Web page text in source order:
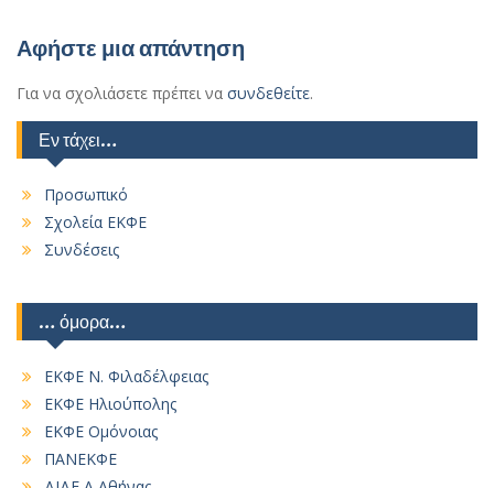
Αφήστε μια απάντηση
Για να σχολιάσετε πρέπει να συνδεθείτε.
Εν τάχει…
Προσωπικό
Σχολεία ΕΚΦΕ
Συνδέσεις
… όμορα…
ΕΚΦΕ Ν. Φιλαδέλφειας
ΕΚΦΕ Ηλιούπολης
ΕΚΦΕ Ομόνοιας
ΠΑΝΕΚΦΕ